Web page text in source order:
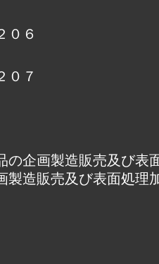
０６
０７
の企画製造販売及び表
製造販売及び表面処理